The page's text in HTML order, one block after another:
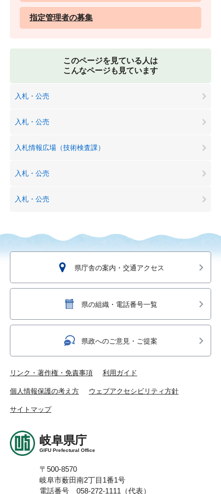
指定管理者の募集
このページを見ている人は
こんなページも見ています
入札・公売
入札・公売
入札情報広場（技術検査課）
入札・公売
入札・公売
県庁舎の案内・交通アクセス
県の組織・電話番号一覧
県政へのご意見・ご提案
リンク・著作権・免責事項 利用ガイド
個人情報保護の考え方 ウェブアクセシビリティ方針
サイトマップ
岐阜県庁
GIFU Prefectural Office
〒500-8570
岐阜市薮田南2丁目1番1号
電話番号 058-272-1111（代表）